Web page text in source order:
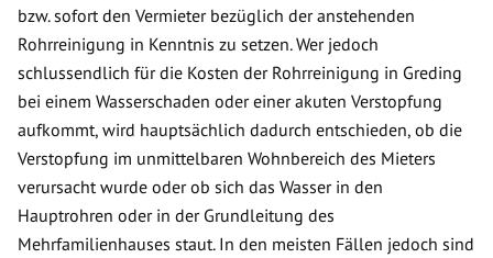
bzw. sofort den Vermieter bezüglich der anstehenden
Rohrreinigung in Kenntnis zu setzen. Wer jedoch
schlussendlich für die Kosten der Rohrreinigung in Greding
bei einem Wasserschaden oder einer akuten Verstopfung
aufkommt, wird hauptsächlich dadurch entschieden, ob die
Verstopfung im unmittelbaren Wohnbereich des Mieters
verursacht wurde oder ob sich das Wasser in den
Hauptrohren oder in der Grundleitung des
Mehrfamilienhauses staut. In den meisten Fällen jedoch sind